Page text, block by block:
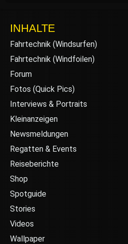
INHALTE
Fahrtechnik (Windsurfen)
Fahrtechnik (Windfoilen)
Forum
Fotos (Quick Pics)
Interviews & Portraits
Kleinanzeigen
Newsmeldungen
Regatten & Events
Reiseberichte
Shop
Spotguide
Stories
Videos
Wallpaper